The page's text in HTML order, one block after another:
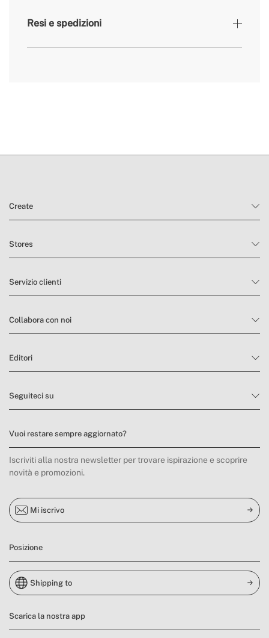
Resi e spedizioni
Create
Stores
Servizio clienti
Collabora con noi
Editori
Seguiteci su
Vuoi restare sempre aggiornato?
Iscriviti alla nostra newsletter per trovare ispirazione e scoprire
novità e promozioni.
Mi iscrivo
Posizione
Shipping to
Scarica la nostra app